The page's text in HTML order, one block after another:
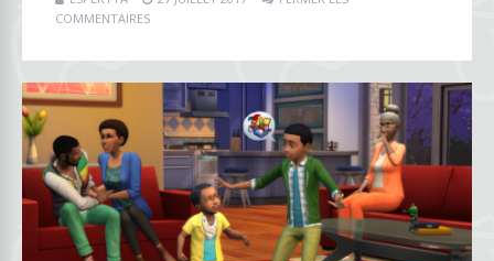
COMMENTAIRES